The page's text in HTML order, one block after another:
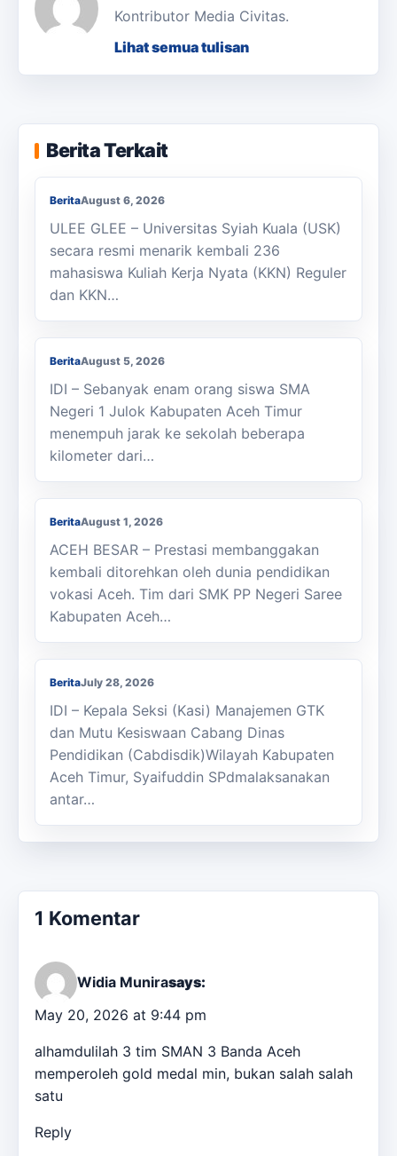
Kontributor Media Civitas.
Lihat semua tulisan
Berita Terkait
KKN Usai, KOSI USK Apresiasi Dukungan
Masyarakat Bandar Dua
BeritaAugust 6, 2026
ULEE GLEE – Universitas Syiah Kuala (USK)
secara resmi menarik kembali 236
mahasiswa Kuliah Kerja Nyata (KKN) Reguler
dan KKN…
Berjalan Kaki ke Sekolah, Enam Siswa
SMAN 1 Julok Butuh Sepeda
BeritaAugust 5, 2026
IDI – Sebanyak enam orang siswa SMA
Negeri 1 Julok Kabupaten Aceh Timur
menempuh jarak ke sekolah beberapa
kilometer dari…
Membanggakan, Siswa SMK PPN Saree
Raih Juara LKS Nasional 2026
BeritaAugust 1, 2026
ACEH BESAR – Prestasi membanggakan
kembali ditorehkan oleh dunia pendidikan
vokasi Aceh. Tim dari SMK PP Negeri Saree
Kabupaten Aceh…
Kasi Cabdisdik Kabupaten Aceh Timur
Antar Tugas Kepala SMKN 1 Julok
BeritaJuly 28, 2026
IDI – Kepala Seksi (Kasi) Manajemen GTK
dan Mutu Kesiswaan Cabang Dinas
Pendidikan (Cabdisdik)Wilayah Kabupaten
Aceh Timur, Syaifuddin SPdmalaksanakan
antar…
1 Komentar
Widia Munirasays:
May 20, 2026 at 9:44 pm
alhamdulilah 3 tim SMAN 3 Banda Aceh
memperoleh gold medal min, bukan salah salah
satu
Reply